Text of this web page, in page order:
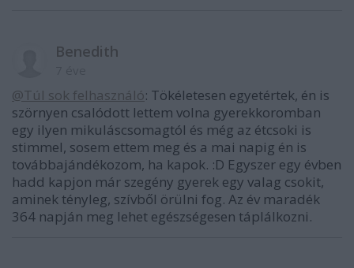
Benedith
@Túl sok felhasználó: Tökéletesen egyetértek, én is
szörnyen csalódott lettem volna gyerekkoromban
egy ilyen mikuláscsomagtól és még az étcsoki is
stimmel, sosem ettem meg és a mai napig én is
továbbajándékozom, ha kapok. :D Egyszer egy évben
hadd kapjon már szegény gyerek egy valag csokit,
aminek tényleg, szívből örülni fog. Az év maradék
364 napján meg lehet egészségesen táplálkozni.